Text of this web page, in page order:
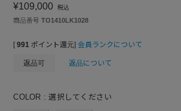
¥109,000 税込
商品番号 TO1410LK1028
[ 991 ポイント還元] 会員ランクについて
返品可 返品について
COLOR 選択してください